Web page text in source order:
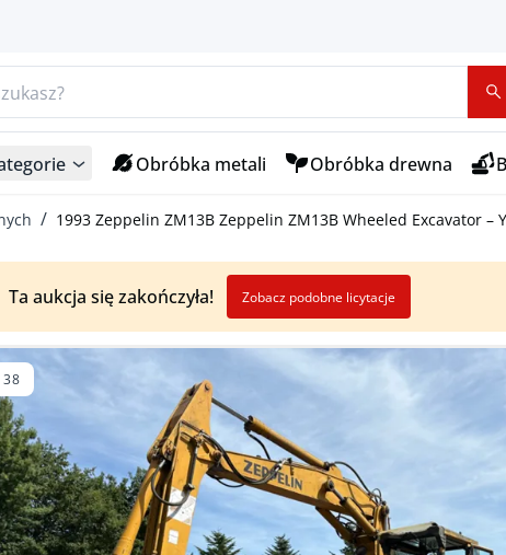
Obróbka metali Obróbka drewna
1993 Zeppelin ZM13B Zeppelin ZM13B Wheeled Excavator –
Ta aukcja się zakończyła! Zobacz podobne licytacje
38